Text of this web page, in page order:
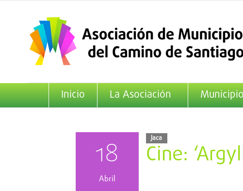
contenido
Inicio La Asociación
18
Abril
Jaca
Cine: